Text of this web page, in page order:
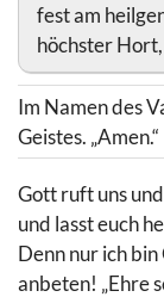
fest am
höchster
Im Namen des
Geistes. „Amen.“
Gott ruft uns
und lasst euch
Denn nur ich bin
anbeten! „Ehre